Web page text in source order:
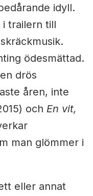
idyll.
trailern till
ödesmättad.
drös
åren, inte
och En vit,
man glömmer i
eller annat